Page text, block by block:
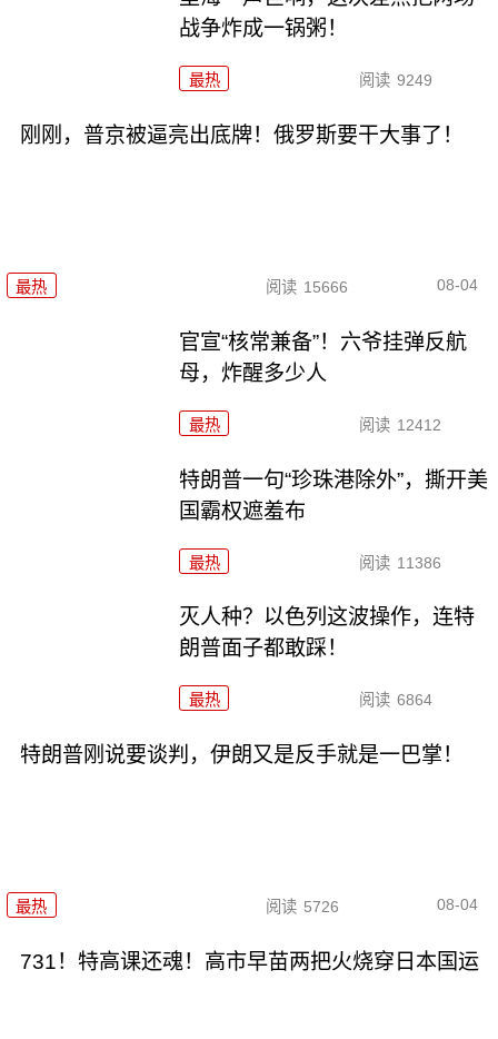
战争炸成一锅粥！
最热 阅读 9249
刚刚，普京被逼亮出底牌！俄罗斯要干大事了！
最热 阅读 15666 08-04
官宣“核常兼备”！六爷挂弹反航
母，炸醒多少人
最热 阅读 12412
特朗普一句“珍珠港除外”，撕开美
国霸权遮羞布
最热 阅读 11386
灭人种？以色列这波操作，连特
朗普面子都敢踩！
最热 阅读 6864
特朗普刚说要谈判，伊朗又是反手就是一巴掌！
最热 阅读 5726 08-04
731！特高课还魂！高市早苗两把火烧穿日本国运